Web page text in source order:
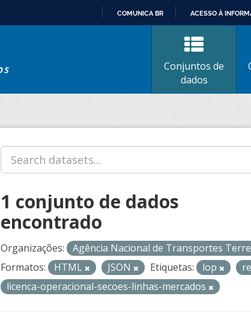
CONTEÚDO
COMUNICA BR ACESSO À
Conjuntos de
dados
1 conjunto de dados
encontrado
Organizações: Agência Nacional de Transportes
Formatos:
HTML JSON Etiquetas: lop
licenca-operacional-secoes-linhas-mercados